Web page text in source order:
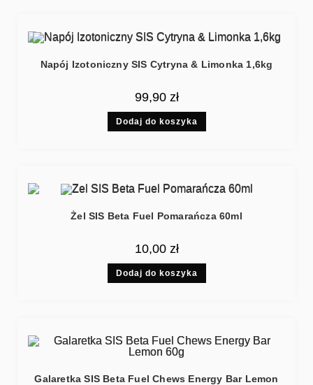
Napój Izotoniczny SIS Cytryna & Limonka 1,6kg
99,90 zł
Dodaj do koszyka
Żel SIS Beta Fuel Pomarańcza 60ml
10,00 zł
Dodaj do koszyka
Galaretka SIS Beta Fuel Chews Energy Bar Lemon